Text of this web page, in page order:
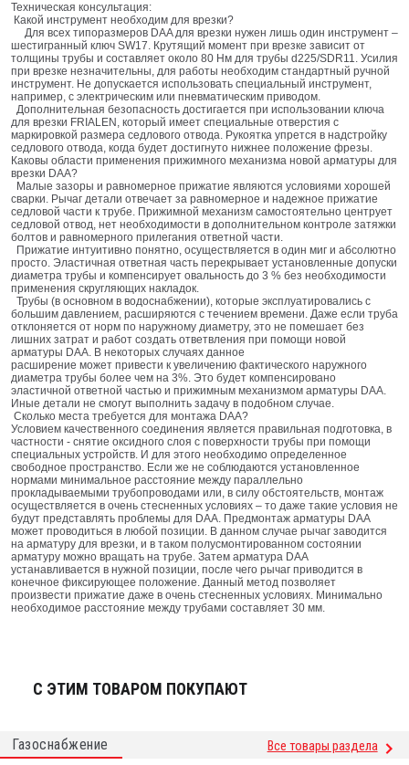
Техническая консультация:
Какой инструмент необходим для врезки?
Для всех типоразмеров DAA для врезки нужен лишь один инструмент –
шестигранный ключ SW17. Крутящий момент при врезке зависит от
толщины трубы и составляет около 80 Нм для трубы d225/SDR11. Усилия
при врезке незначительны, для работы необходим стандартный ручной
инструмент. Не допускается использовать специальный инструмент,
например, с электрическим или пневматическим приводом.
Дополнительная безопасность достигается при использовании ключа
для врезки FRIALEN, который имеет специальные отверстия с
маркировкой размера седлового отвода. Рукоятка упрется в надстройку
седлового отвода, когда будет достигнуто нижнее положение фрезы.
Каковы области применения прижимного механизма новой арматуры для
врезки DAA?
Малые зазоры и равномерное прижатие являются условиями хорошей
сварки. Рычаг детали отвечает за равномерное и надежное прижатие
седловой части к трубе. Прижимной механизм самостоятельно центрует
седловой отвод, нет необходимости в дополнительном контроле затяжки
болтов и равномерного прилегания ответной части.
Прижатие интуитивно понятно, осуществляется в один миг и абсолютно
просто. Эластичная ответная часть перекрывает установленные допуски
диаметра трубы и компенсирует овальность до 3 % без необходимости
применения скругляющих накладок.
Трубы (в основном в водоснабжении), которые эксплуатировались с
большим давлением, расширяются с течением времени. Даже если труба
отклоняется от норм по наружному диаметру, это не помешает без
лишних затрат и работ создать ответвления при помощи новой
арматуры DAA. В некоторых случаях данное
расширение может привести к увеличению фактического наружного
диаметра трубы более чем на 3%. Это будет компенсировано
эластичной ответной частью и прижимным механизмом арматуры DAA.
Иные детали не смогут выполнить задачу в подобном случае.
Сколько места требуется для монтажа DAA?
Условием качественного соединения является правильная подготовка, в
частности - снятие оксидного слоя с поверхности трубы при помощи
специальных устройств. И для этого необходимо определенное
свободное пространство. Если же не соблюдаются установленное
нормами минимальное расстояние между параллельно
прокладываемыми трубопроводами или, в силу обстоятельств, монтаж
осуществляется в очень стесненных условиях – то даже такие условия не
будут представлять проблемы для DAA. Предмонтаж арматуры DAA
может проводиться в любой позиции. В данном случае рычаг заводится
на арматуру для врезки, и в таком полусмонтированном состоянии
арматуру можно вращать на трубе. Затем арматура DAA
устанавливается в нужной позиции, после чего рычаг приводится в
конечное фиксирующее положение. Данный метод позволяет
произвести прижатие даже в очень стесненных условиях. Минимально
необходимое расстояние между трубами составляет 30 мм.
С ЭТИМ ТОВАРОМ ПОКУПАЮТ
Газоснабжение Все товары раздела